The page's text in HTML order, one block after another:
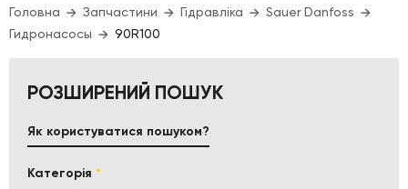
Головна Запчастини Гідравліка
Sauer Danfoss
Гидронасосы
90R100
РОЗШИРЕНИЙ ПОШУК
Категорія *
Як користуватися пошуком?